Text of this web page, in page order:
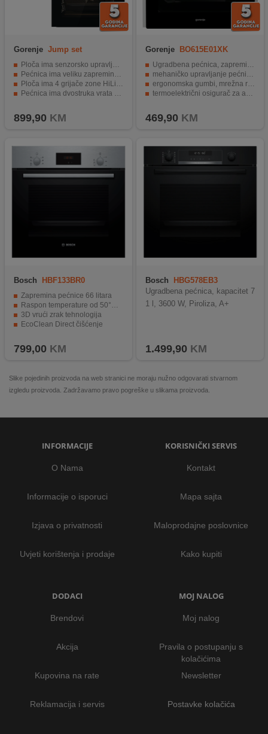
Gorenje Jump set
(BO6737E02X + ECT41SC)
Ploča ima senzorsko upravljanje na dodir.
Pećnica ima veliku zapreminu od 77 litara.
Ploča ima 4 grijače zone HiLight.
Pećnica ima dvostruka vrata s refleksijom.
899,90 KM
Gorenje BO615E01XK
Ugradbena pećnica, zapremina 61l, multisistemska
mehaničko upravljanje pećnicom, osvjetljenje, klasični ržač vrata
ergonomska gumbi, mrežna rešetka, dinamičko hlađenje pećnice
termoelektrični osigurač za automatsko isključivanje, dvostruko zastakljena vrata
469,90 KM
Bosch HBF133BR0
Zapremina pećnice 66 litara
Raspon temperature od 50°C do 275°C
3D vrući zrak tehnologija
EcoClean Direct čišćenje
799,00 KM
Bosch
HBG578EB3
Ugradbena pećnica, kapacitet 7
1 l, 3600 W, Piroliza, A+
1.499,90 KM
Slike pojedinih proizvoda na web stranici ne moraju nužno odgovarati stvarnom
izgledu proizvoda. Zadržavamo pravo pogreške u slikama proizvoda.
INFORMACIJE
O Nama
Informacije o isporuci
Izjava o privatnosti
Uvjeti korištenja i prodaje
KORISNIČKI SERVIS
Kontakt
Mapa sajta
Maloprodajne poslovnice
Kako kupiti
DODACI
Brendovi
Akcija
Kupovina na rate
Reklamacija i servis
MOJ NALOG
Moj nalog
Pravila o postupanju s
kolačićima
Newsletter
Postavke kolačića